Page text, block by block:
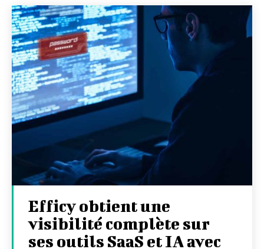
Efficy obtient une
visibilité complète sur
ses outils SaaS et IA avec